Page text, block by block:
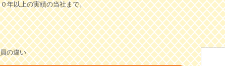
年以上の実績の当社まで。
の違い